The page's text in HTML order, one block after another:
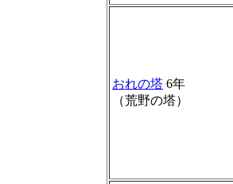
おれの塔 6年
（荒野の塔）